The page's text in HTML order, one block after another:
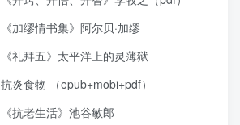
《加缪情书集》阿尔贝·加缪
《礼拜五》太平洋上的灵薄狱
抗炎食物 （epub+mobi+pdf）
《抗老生活》池谷敏郎